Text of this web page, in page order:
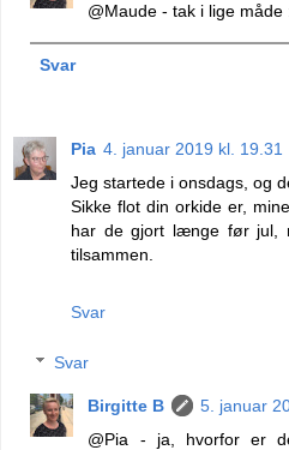
@Maude - tak i lige måde
Svar
Pia 4. januar 2019 kl. 19.31
Jeg startede i onsdags, og
Sikke flot din orkide er,
har de gjort længe før jul,
tilsammen.
Svar
Svar
Birgitte B
5. januar
@Pia - ja, hvorfor er